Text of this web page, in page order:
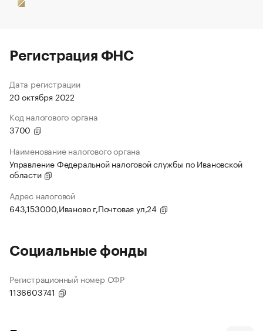
Регистрация ФНС
Дата регистрации
20 октября 2022
Код налогового органа
3700
Наименование налогового органа
Управление Федеральной налоговой службы по Ивановской
области
Адрес налоговой
643,153000,Иваново г,Почтовая ул,24
Социальные фонды
Регистрационный номер СФР
1136603741